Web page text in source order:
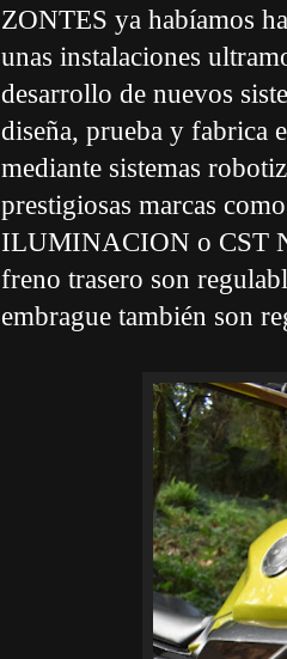
ZONTES ya habíamos
unas instalaciones
desarrollo de nuevos
diseña, prueba y fabrica
mediante sistemas
prestigiosas marcas
ILUMINACION o CST
freno trasero son
embrague también son